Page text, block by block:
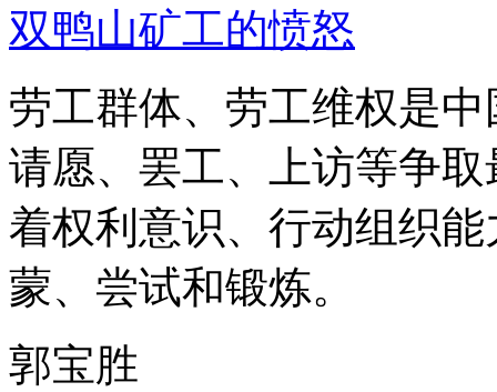
双鸭山矿工的愤怒
劳工群体、劳工维权是
请愿、罢工、上访等争
着权利意识、行动组织
蒙、尝试和锻炼。
郭宝胜